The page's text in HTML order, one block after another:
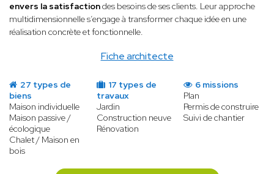
Fiche architecte
envers la satisfactiondes besoins de ses clients. Leur approche
multidimensionnelle s’engage à transformer chaque idée en une
réalisation concrète et fonctionnelle.
27 types de
biens
Maison individuelle
Maison passive /
écologique
Chalet / Maison en
bois
17 types de
travaux
Jardin
Construction neuve
Rénovation
6 missions
Plan
Permis de construire
Suivi de chantier